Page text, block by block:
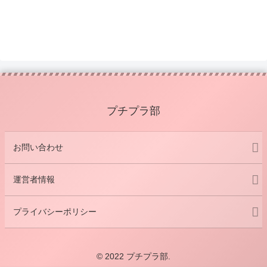
プチプラ部
お問い合わせ
運営者情報
プライバシーポリシー
© 2022 プチプラ部.